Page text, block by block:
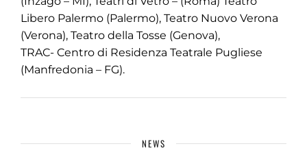
Libero Palermo (Palermo), Teatro Nuovo Verona
(Verona), Teatro della Tosse (Genova),
TRAC- Centro di Residenza Teatrale Pugliese
(Manfredonia – FG).
NEWS